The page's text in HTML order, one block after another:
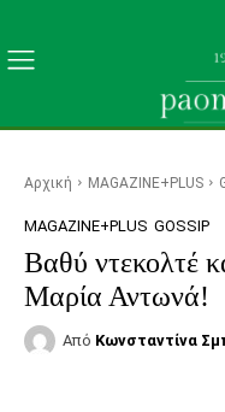
Αρχική MAGAZINE+PLUS
MAGAZINE+PLUS GOSSIP
Βαθύ ντεκολτέ
Μαρία Αντωνά!
Από Κωνσταντίνα